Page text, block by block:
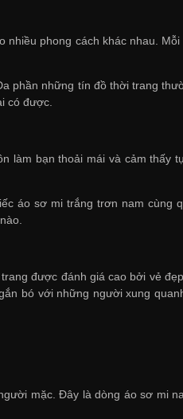
phong cách khác nhau.
phần những tín đồ thời trang
có được.
làm bạn thoải mái và cảm thấy
áo sơ mi trắng trơn nam cùng
được đánh giá cao bởi vẻ
bó với những người xung
mặc. Đây là dòng áo sơ mi